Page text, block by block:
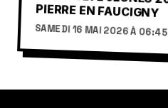
PIERRE EN FAUCIGNY
SAMEDI 16 MAI 2026 À 06:45